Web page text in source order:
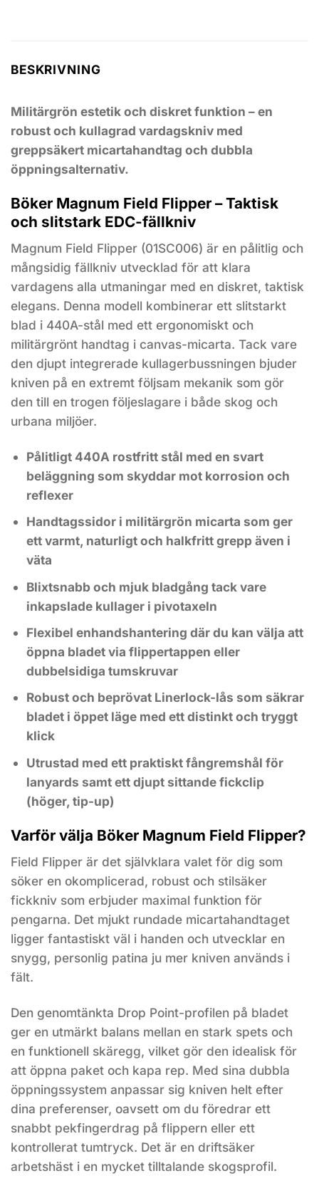
BESKRIVNING
Militärgrön estetik och diskret funktion – en
robust och kullagrad vardagskniv med
greppsäkert micartahandtag och dubbla
öppningsalternativ.
Böker Magnum Field Flipper – Taktisk
och slitstark EDC-fällkniv
Magnum Field Flipper (01SC006) är en pålitlig och
mångsidig fällkniv utvecklad för att klara
vardagens alla utmaningar med en diskret, taktisk
elegans. Denna modell kombinerar ett slitstarkt
blad i 440A-stål med ett ergonomiskt och
militärgrönt handtag i canvas-micarta. Tack vare
den djupt integrerade kullagerbussningen bjuder
kniven på en extremt följsam mekanik som gör
den till en trogen följeslagare i både skog och
urbana miljöer.
Pålitligt 440A rostfritt stål med en svart
beläggning som skyddar mot korrosion och
reflexer
Handtagssidor i militärgrön micarta som ger
ett varmt, naturligt och halkfritt grepp även i
väta
Blixtsnabb och mjuk bladgång tack vare
inkapslade kullager i pivotaxeln
Flexibel enhandshantering där du kan välja att
öppna bladet via flippertappen eller
dubbelsidiga tumskruvar
Robust och beprövat Linerlock-lås som säkrar
bladet i öppet läge med ett distinkt och tryggt
klick
Utrustad med ett praktiskt fångremshål för
lanyards samt ett djupt sittande fickclip
(höger, tip-up)
Varför välja Böker Magnum Field Flipper?
Field Flipper är det självklara valet för dig som
söker en okomplicerad, robust och stilsäker
fickkniv som erbjuder maximal funktion för
pengarna. Det mjukt rundade micartahandtaget
ligger fantastiskt väl i handen och utvecklar en
snygg, personlig patina ju mer kniven används i
fält.
Den genomtänkta Drop Point-profilen på bladet
ger en utmärkt balans mellan en stark spets och
en funktionell skäregg, vilket gör den idealisk för
att öppna paket och kapa rep. Med sina dubbla
öppningssystem anpassar sig kniven helt efter
dina preferenser, oavsett om du föredrar ett
snabbt pekfingerdrag på flippern eller ett
kontrollerat tumtryck. Det är en driftsäker
arbetshäst i en mycket tilltalande skogsprofil.